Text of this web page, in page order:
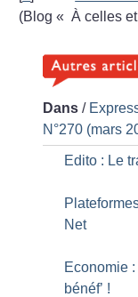
(Blog « À celles
Dans /
N°270 (mars
Edito : Le
Net
Economie
bénéf’ !